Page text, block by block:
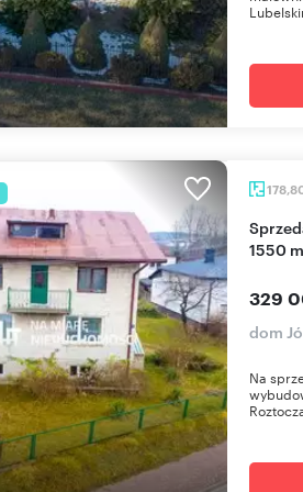
Sprzedam przestronny dom 179 m² z dużą działką
1550
329
dom
Na